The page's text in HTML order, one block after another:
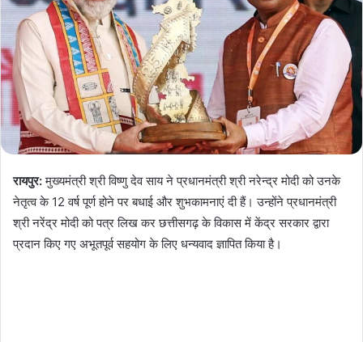
रायपुर:मुख्यमंत्री श्री विष्णु देव साय ने प्रधानमंत्री श्री नरेन्द्र मोदी को उनके
नेतृत्व के 12 वर्ष पूर्ण होने पर बधाई और शुभकामनाएं दी हैं। उन्होंने प्रधानमंत्री
श्री नरेंद्र मोदी को पत्र लिख कर छत्तीसगढ़ के विकास में केंद्र सरकार द्वारा
प्रदान किए गए अभूतपूर्व सहयोग के लिए धन्यवाद ज्ञापित किया है।